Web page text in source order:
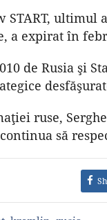
START, ultimul
a expirat în
de Rusia şi
ruse,
să